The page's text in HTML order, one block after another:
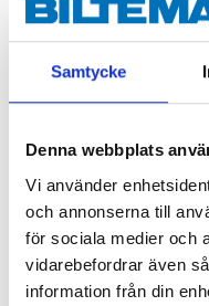
Samtycke
Denna webbplats
Vi använder
och annonserna till
för sociala medier och
vidarebefordrar även
information från din
Technical
Square drive socket
Length
Material
Quantity